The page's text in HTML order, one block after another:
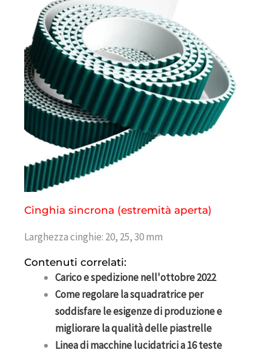
Cinghia sincrona (estremità aperta)
Larghezza cinghie: 20, 25, 30 mm
Contenuti correlati:
Carico e spedizione nell'ottobre 2022
Come regolare la squadratrice per
soddisfare le esigenze di produzione e
migliorare la qualità delle piastrelle
Linea di macchine lucidatrici a 16 teste